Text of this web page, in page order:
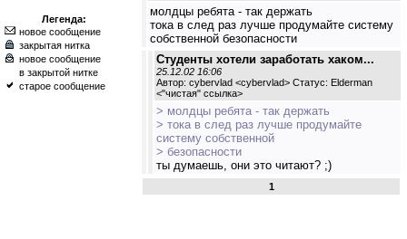
Легенда:
новое сообщение
закрытая нитка
новое сообщение
в закрытой нитке
старое сообщение
молдцы ребята - так держать
тока в след раз лучше продумайте систему
собственной безопасности
Студенты хотели заработать хаком...
25.12.02 16:06
Автор: cybervlad <cybervlad> Статус: Elderman
<"чистая" ссылка>
> молдцы ребята - так держать
> тока в след раз лучше продумайте
систему собственной
> безопасности
ты думаешь, они это читают? ;)
1